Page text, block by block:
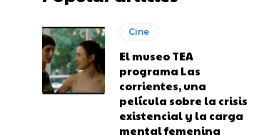
Cine
El museo TEA
programa Las
corrientes, una
película sobre la crisis
existencial y la carga
mental femenina